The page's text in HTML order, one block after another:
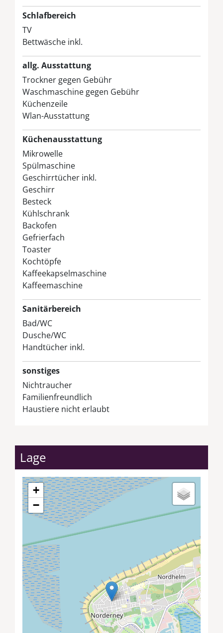
Schlafbereich
TV
Bettwäsche inkl.
allg. Ausstattung
Trockner gegen Gebühr
Waschmaschine gegen Gebühr
Küchenzeile
Wlan-Ausstattung
Küchenausstattung
Mikrowelle
Spülmaschine
Geschirrtücher inkl.
Geschirr
Besteck
Kühlschrank
Backofen
Gefrierfach
Toaster
Kochtöpfe
Kaffeekapselmaschine
Kaffeemaschine
Sanitärbereich
Bad/WC
Dusche/WC
Handtücher inkl.
sonstiges
Nichtraucher
Familienfreundlich
Haustiere nicht erlaubt
Lage
+
−